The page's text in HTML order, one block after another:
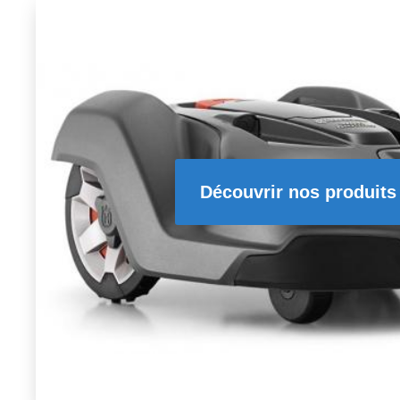
Découvrir nos produits